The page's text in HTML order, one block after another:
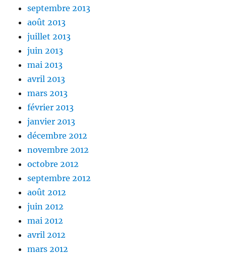
septembre 2013
août 2013
juillet 2013
juin 2013
mai 2013
avril 2013
mars 2013
février 2013
janvier 2013
décembre 2012
novembre 2012
octobre 2012
septembre 2012
août 2012
juin 2012
mai 2012
avril 2012
mars 2012